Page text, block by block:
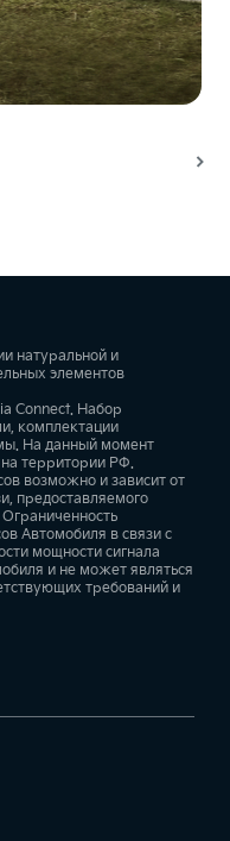
натуральной и
элементов
Connect. Набор
комплектации
На данный момент
территории РФ.
возможно и зависит от
предоставляемого
Автомобиля в связи с
мощности сигнала
и не может являться
требований и